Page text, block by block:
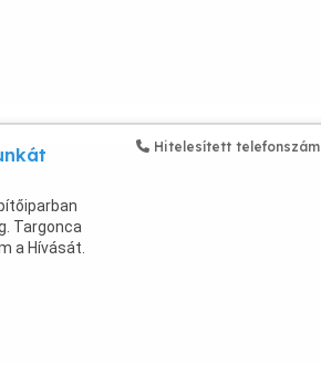
Targonca
a Hívását.
Hitelesített telefonszám